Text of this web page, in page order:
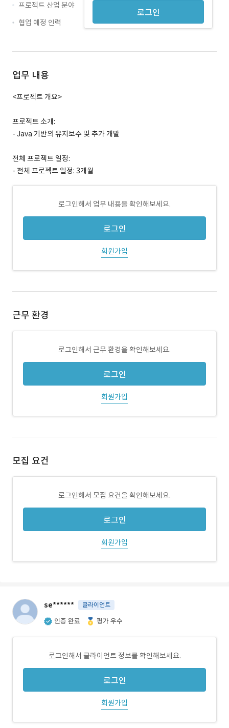
로그인
프로젝트 산업 분야
협업 예정 인력
업무 내용
<프로젝트 개요>
프로젝트 소개:
- Java 기반의 유지보수 및 추가 개발
전체 프로젝트 일정:
- 전체 프로젝트 일정: 3개월
로그인해서 업무 내용을 확인해보세요.
로그인
회원가입
근무 환경
로그인해서 근무 환경을 확인해보세요.
로그인
회원가입
모집 요건
로그인해서 모집 요건을 확인해보세요.
로그인
회원가입
se****** 클라이언트
인증 완료 평가 우수
로그인해서 클라이언트 정보를 확인해보세요.
로그인
회원가입